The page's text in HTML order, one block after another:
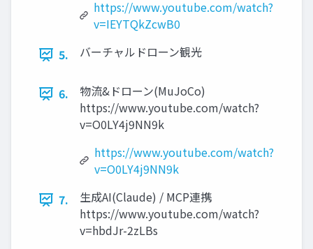
https://www.youtube.com/watch?
v=IEYTQkZcwB0
5.
バーチャルドローン観光
6.
物流&ドローン(MuJoCo)
https://www.youtube.com/watch?
v=O0LY4j9NN9k
https://www.youtube.com/watch?
v=O0LY4j9NN9k
7.
生成AI(Claude) / MCP連携
https://www.youtube.com/watch?
v=hbdJr-2zLBs